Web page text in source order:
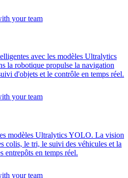
avec les modèles Ultralytics
la robotique propulse la navigation
d'objets et le contrôle en temps réel.
modèles Ultralytics YOLO. La vision
colis, le tri, le suivi des véhicules et la
entrepôts en temps réel.